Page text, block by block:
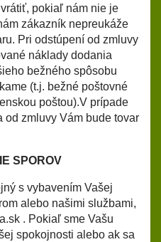
pokiaľ nám nie je
zákazník nepreukáže
Pri odstúpení od zmluvy
náklady dodania
bežného spôsobu
(t.j. bežné poštovné
poštou).V prípade
od zmluvy Vám bude tovar
SPOROV
s vybavením Vašej
alebo našimi službami,
. Pokiaľ sme Vašu
spokojnosti alebo ak sa